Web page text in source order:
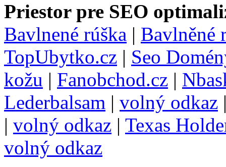
Priestor pre SEO
Bavlnené rúška | Bavlněné
TopUbytko.cz | Seo
kožu | Fanobchod.cz |
Lederbalsam | volný odkaz
| volný odkaz | Texas
volný odkaz